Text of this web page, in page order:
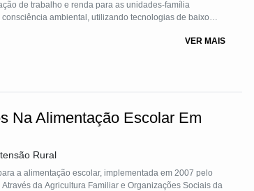
de trabalho e renda para as unidades-família
ambiental, utilizando tecnologias de baixo
VER MAIS
Na Alimentação Escolar Em
Rural
a alimentação escolar, implementada em 2007 pelo
da Agricultura Familiar e Organizações Sociais da